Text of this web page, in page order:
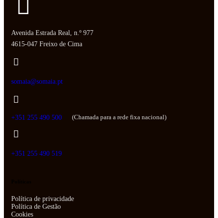
Avenida Estrada Real, n.º 977
4615-047 Freixo de Cima
somaia@somaia.pt
+351 255 490 500 (Chamada para a rede fixa nacional)
+351 255 490 519
Política de privacidade
Política de Gestão
Cookies